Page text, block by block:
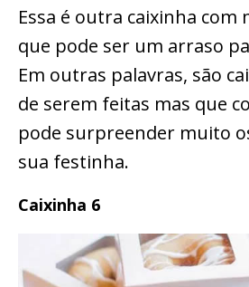
Essa é outra caixinha com
que pode ser um arraso
Em outras palavras, são
de serem feitas mas que
pode surpreender muito
sua festinha.
Caixinha 6